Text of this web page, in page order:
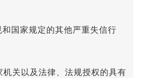
和国家规定的其他严重失信行
关以及法律、法规授权的具有